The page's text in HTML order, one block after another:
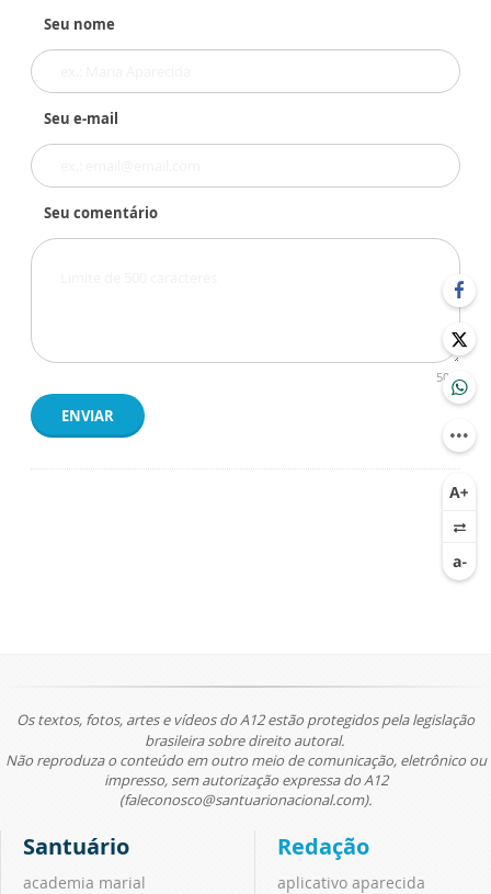
Seu nome
Seu e-mail
Seu comentário
500
ENVIAR
Os textos, fotos, artes e vídeos do A12 estão protegidos pela legislação
brasileira sobre direito autoral.
Não reproduza o conteúdo em outro meio de comunicação, eletrônico ou
impresso, sem autorização expressa do A12
(faleconosco@santuarionacional.com).
Santuário
academia marial
Redação
aplicativo aparecida